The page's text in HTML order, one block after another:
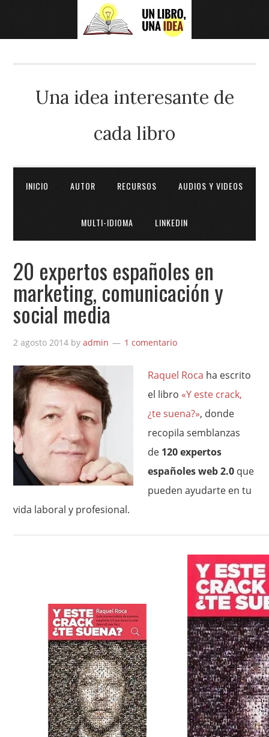
Una idea interesante de
cada libro
INICIO AUTOR RECURSOS AUDIOS Y VIDEOS
MULTI-IDIOMA LINKEDIN
20 expertos españoles en
marketing, comunicación y
social media
2 agosto 2014 byadmin 1 comentario
Raquel Roca ha escrito
el libro «Y este crack,
¿te suena?», donde
recopila semblanzas
de 120 expertos
españoles web 2.0 que
pueden ayudarte en tu
vida laboral y profesional.